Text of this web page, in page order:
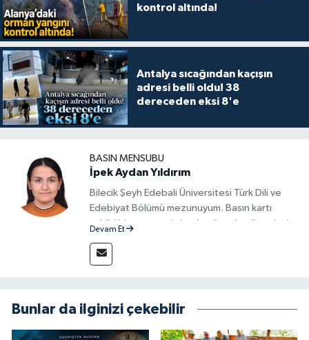
kontrol altında!
Antalya sıcağından kaçışın
adresi belli oldu! 38
dereceden eksi 8'e
BASIN MENSUBU
İpek Aydan Yıldırım
Bilecik Şeyh Edebali Üniversitesi Türk Dili ve
Edebiyat Bölümü mezunuyum. Basın kartı
sahibi bir gazeteci olarak, güncel gelişmeleri
güvenilir ve tarafsız bilgilerle buluşturmayı
amaçlıyorum. Habercilik anlayışımda etik
alanlarda ürettiğim içeriklerle kamuoyuna
fayda sağla
Devam Et
Bunlar da ilginizi çekebilir